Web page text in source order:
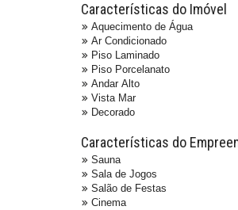
Características do Imóvel
Aquecimento de Água
Ar Condicionado
Piso Laminado
Piso Porcelanato
Andar Alto
Vista Mar
Decorado
Características do
Sauna
Sala de Jogos
Salão de Festas
Cinema